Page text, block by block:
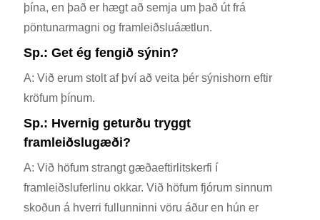
þína, en það er hægt að semja um það út frá
pöntunarmagni og framleiðsluáætlun.
Sp.: Get ég fengið sýnin?
A: Við erum stolt af því að veita þér sýnishorn eftir
kröfum þínum.
Sp.: Hvernig geturðu tryggt
framleiðslugæði?
A: Við höfum strangt gæðaeftirlitskerfi í
framleiðsluferlinu okkar. Við höfum fjórum sinnum
skoðun á hverri fullunninni vöru áður en hún er